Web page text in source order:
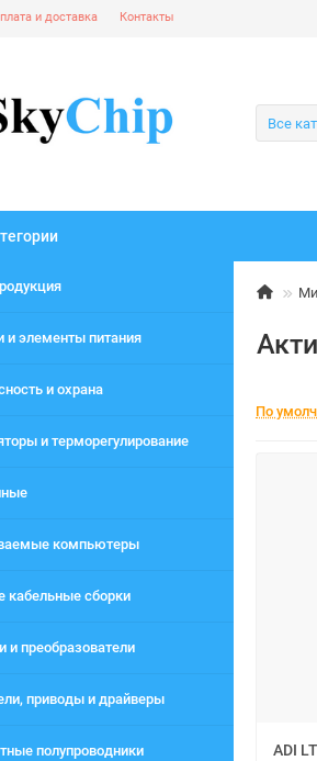
и доставка Контакты
Все
и элементы питания
и охрана
и терморегулирование
компьютеры
кабельные сборки
и преобразователи
приводы и драйверы
полупроводники
По
ADI